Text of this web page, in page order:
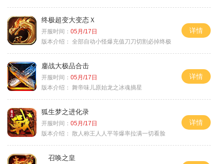
终极超变大变态Ｘ
开服时间： 05月/17日
版本介绍： 全部自动小怪爆充值刀刀切割必掉终极
详情
鏖战大极品合击
开服时间： 05月/17日
版本介绍： 舞帝味儿原始龙之冰魂摘星
详情
狐生梦之进化录
开服时间： 05月/17日
版本介绍： 散人称王人人平等爆率拉满一切看脸
详情
召唤之皇